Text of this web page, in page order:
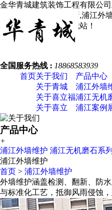
金华青城建筑装饰工程有限公
，浦江外墙涂料翻新,浦江外
讯发布，欢迎您关注我站！
全国服务热线 : 18868583939
首页关于我们
关于青城
关于喜立福
关于喜立
产品中心
浦江外墙
浦江无机
浦江案例
产品中心
+
浦江外墙维护 浦江无机磨石系列
浦江外墙维护
首页 > 浦江外墙维护
外墙维护涵盖检测、翻新、防
与标准化工艺，抵御风雨侵蚀